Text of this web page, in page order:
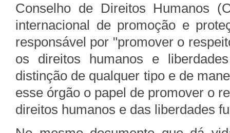
Conselho de Direitos Humanos
internacional de promoção e
responsável por "promover o
os direitos humanos e
distinção de qualquer tipo e de
esse órgão o papel de promover o
direitos humanos e das liberdades